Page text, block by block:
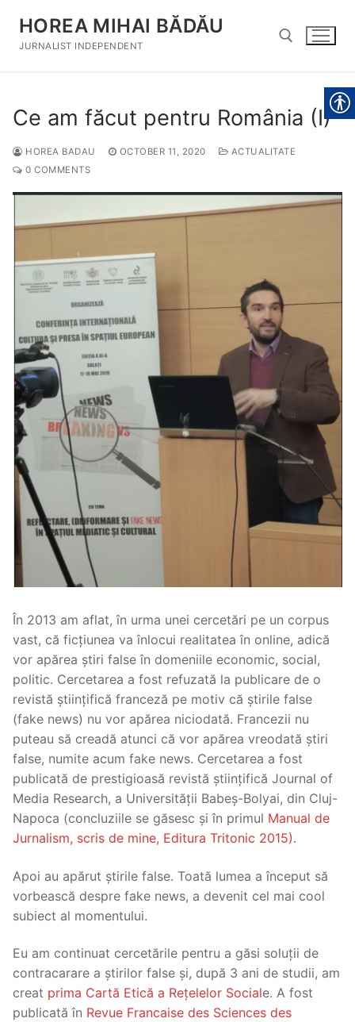
content
HOREA MIHAI BĂDĂU
JURNALIST INDEPENDENT
Ce am făcut pentru România (I)
HOREA BADAU OCTOBER 11, 2020
ACTUALITATE
0 COMMENTS
În 2013 am aflat, în urma unei cercetări pe un corpus
vast, că ficțiunea va înlocui realitatea în online, adică
vor apărea știri false în domeniile economic, social,
politic. Cercetarea a fost refuzată la publicare de o
revistă științifică franceză pe motiv că știrile false
(fake news) nu vor apărea niciodată. Francezii nu
puteau să creadă atunci că vor apărea vreodată știri
false, numite acum fake news. Cercetarea a fost
publicată de prestigioasă revistă științifică Journal of
Media Research, a Universității Babeș-Bolyai, din Cluj-
Napoca (concluziile se găsesc și în primul Manual de
Jurnalism, scris de mine, Editura Tritonic 2015).
Apoi au apărut știrile false. Toată lumea a început să
vorbească despre fake news, a devenit cel mai cool
subiect al momentului.
Eu am continuat cercetările pentru a găsi soluții de
contracarare a știrilor false și, după 3 ani de studii, am
creat prima Cartă Etică a Rețelelor Sociale. A fost
publicată în Revue Francaise des Sciences des